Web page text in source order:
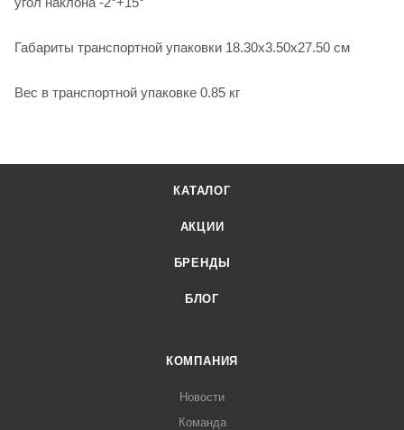
Габариты транспортной упаковки 18.30х3.50х27.50 см
Вес в транспортной упаковке 0.85 кг
КАТАЛОГ
АКЦИИ
БРЕНДЫ
БЛОГ
КОМПАНИЯ
Новости
Команда